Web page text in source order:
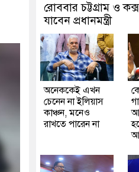
রোববার চট্টগ্রাম ও
যাবেন প্রধানমন্ত্রী
অনেককেই এখন
চেনেন না ইলিয়াস
কাঞ্চন, মনেও
রাখতে পারেন না